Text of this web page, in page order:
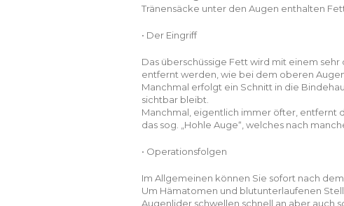
Tränensäcke unter den Augen enthalten
• Der Eingriff
Das überschüssige Fett wird mit einem
entfernt werden, wie bei dem oberen
Manchmal erfolgt ein Schnitt in die
sichtbar bleibt.
Manchmal, eigentlich immer öfter, entfernt
das sog. „Hohle Auge“, welches nach
• Operationsfolgen
Im Allgemeinen können Sie sofort nach dem
Um Hämatomen und blutunterlaufenen
Augenlider schwellen schnell an aber auch